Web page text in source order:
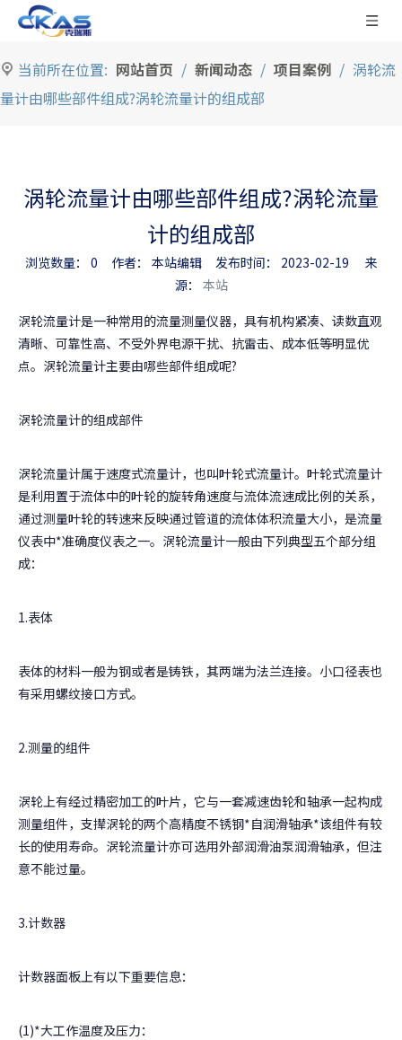
当前所在位置: 网站首页 / 新闻动态 / 项目案例 / 涡轮流
量计由哪些部件组成?涡轮流量计的组成部
涡轮流量计由哪些部件组成?涡轮流量
计的组成部
浏览数量： 0 作者： 本站编辑 发布时间： 2023-02-19 来
源： 本站
涡轮流量计是一种常用的流量测量仪器，具有机构紧凑、读数直观
清晰、可靠性高、不受外界电源干扰、抗雷击、成本低等明显优
点。涡轮流量计主要由哪些部件组成呢?
涡轮流量计的组成部件
涡轮流量计属于速度式流量计，也叫叶轮式流量计。叶轮式流量计
是利用置于流体中的叶轮的旋转角速度与流体流速成比例的关系，
通过测量叶轮的转速来反映通过管道的流体体积流量大小，是流量
仪表中*准确度仪表之一。涡轮流量计一般由下列典型五个部分组
成：
1.表体
表体的材料一般为钢或者是铸铁，其两端为法兰连接。小口径表也
有采用螺纹接口方式。
2.测量的组件
涡轮上有经过精密加工的叶片，它与一套减速齿轮和轴承一起构成
测量组件，支撵涡轮的两个高精度不锈钢*自润滑轴承*该组件有较
长的使用寿命。涡轮流量计亦可选用外部润滑油泵润滑轴承，但注
意不能过量。
3.计数器
计数器面板上有以下重要信息：
(1)*大工作温度及压力：